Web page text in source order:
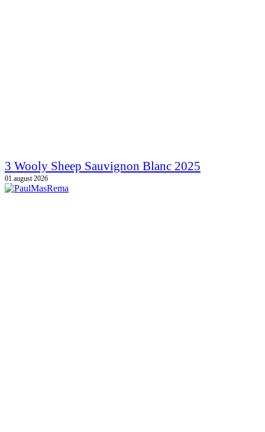
3 Wooly Sheep Sauvignon Blanc 2025
01.august 2026